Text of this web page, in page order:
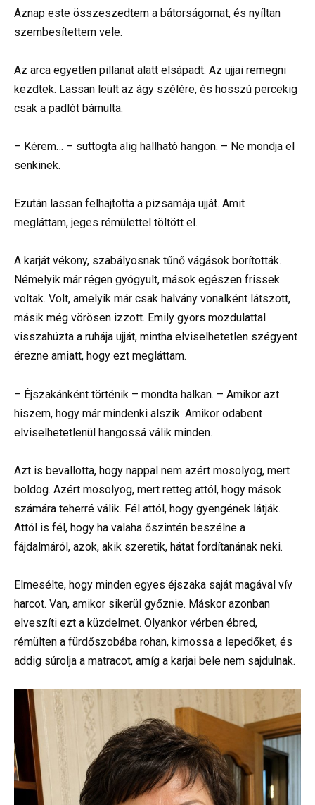
Aznap este összeszedtem a bátorságomat, és nyíltan
szembesítettem vele.
Az arca egyetlen pillanat alatt elsápadt. Az ujjai remegni
kezdtek. Lassan leült az ágy szélére, és hosszú percekig
csak a padlót bámulta.
– Kérem… – suttogta alig hallható hangon. – Ne mondja el
senkinek.
Ezután lassan felhajtotta a pizsamája ujját. Amit
megláttam, jeges rémülettel töltött el.
A karját vékony, szabályosnak tűnő vágások borították.
Némelyik már régen gyógyult, mások egészen frissek
voltak. Volt, amelyik már csak halvány vonalként látszott,
másik még vörösen izzott. Emily gyors mozdulattal
visszahúzta a ruhája ujját, mintha elviselhetetlen szégyent
érezne amiatt, hogy ezt megláttam.
– Éjszakánként történik – mondta halkan. – Amikor azt
hiszem, hogy már mindenki alszik. Amikor odabent
elviselhetetlenül hangossá válik minden.
Azt is bevallotta, hogy nappal nem azért mosolyog, mert
boldog. Azért mosolyog, mert retteg attól, hogy mások
számára teherré válik. Fél attól, hogy gyengének látják.
Attól is fél, hogy ha valaha őszintén beszélne a
fájdalmáról, azok, akik szeretik, hátat fordítanának neki.
Elmesélte, hogy minden egyes éjszaka saját magával vív
harcot. Van, amikor sikerül győznie. Máskor azonban
elveszíti ezt a küzdelmet. Olyankor vérben ébred,
rémülten a fürdőszobába rohan, kimossa a lepedőket, és
addig súrolja a matracot, amíg a karjai bele nem sajdulnak.